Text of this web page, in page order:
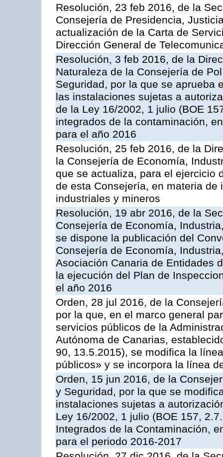
Resolución, 23 feb 2016, de la
Consejería de Presidencia,
actualización de la Carta de
Dirección General de
Resolución, 3 feb 2016, de la
Naturaleza de la Consejería de
Seguridad, por la que se aprueba
las instalaciones sujetas a
de la Ley 16/2002, 1 julio (BOE
integrados de la contaminación,
para el año 2016
Resolución, 25 feb 2016, de la
la Consejería de Economía,
que se actualiza, para el ejercicio
de esta Consejería, en materia
industriales y mineros
Resolución, 19 abr 2016, de la
Consejería de Economía,
se dispone la publicación del
Consejería de Economía,
Asociación Canaria de Entidades
la ejecución del Plan de
el año 2016
Orden, 28 jul 2016, de la
por la que, en el marco general
servicios públicos de la
Autónoma de Canarias,
90, 13.5.2015), se modifica la
públicos» y se incorpora la línea
Orden, 15 jun 2016, de la
y Seguridad, por la que se
instalaciones sujetas a
Ley 16/2002, 1 julio (BOE 157,
Integrados de la Contaminación,
para el periodo 2016-2017